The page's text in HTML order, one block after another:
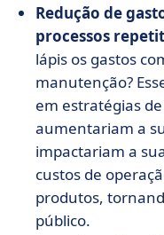
Redução de
processos
lápis os gastos
manutenção?
em estratégias
aumentariam a
impactariam a
custos de
produtos,
público.